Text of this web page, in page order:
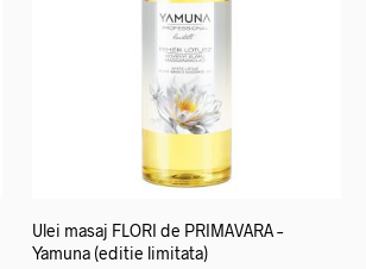
Ulei masaj FLORI de PRIMAVARA –
Yamuna (editie limitata)